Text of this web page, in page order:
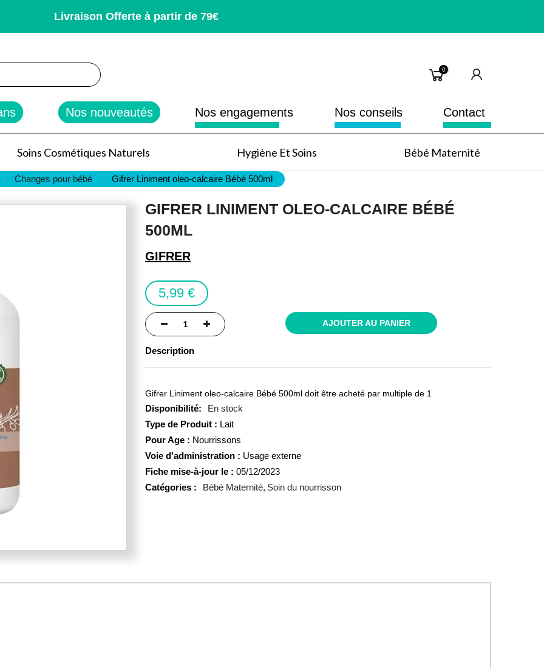
Livraison Offerte à partir de 79€
0
Nos nouveautés Nos engagements Nos conseils Contact
Soins Cosmétiques Naturels Hygiène Et Soins Bébé Maternité
Changes pour bébé Gifrer Liniment oleo-calcaire Bébé 500ml
GIFRER LINIMENT OLEO-CALCAIRE BÉBÉ
500ML
GIFRER
5,99 €
AJOUTER AU PANIER
Description
Gifrer Liniment oleo-calcaire Bébé 500ml doit être acheté par multiple de 1
En stock
Type de Produit : Lait
Pour Age : Nourrissons
Voie d'administration : Usage externe
Fiche mise-à-jour le : 05/12/2023
Catégories :
Bébé Maternité Soin du nourrisson